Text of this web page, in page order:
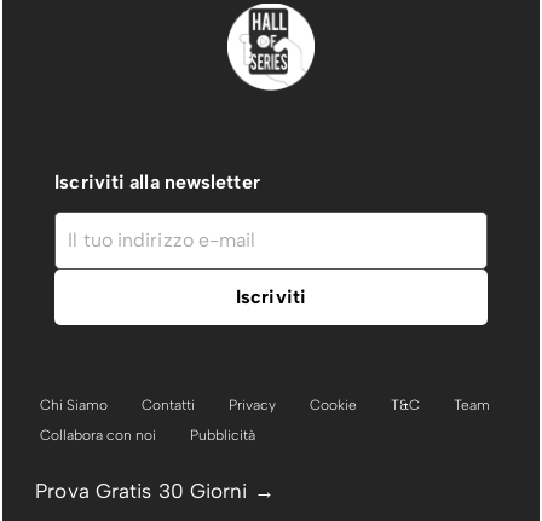
Iscriviti alla newsletter
Chi Siamo Contatti Privacy Cookie T&C
Team
Collabora con noi
Pubblicità
Prova Gratis 30 Giorni →